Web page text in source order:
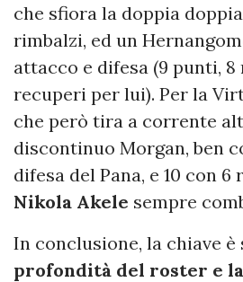
che sfiora la doppia
rimbalzi, ed un
attacco e difesa (9 punti, 8
recuperi per lui). Per la
che però tira a corrente
discontinuo Morgan, ben
difesa del Pana, e 10 con
Nikola Akele sempre
In conclusione, la chiave è
profondità del roster e